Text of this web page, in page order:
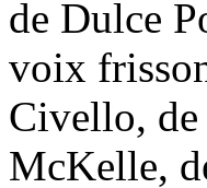
de Dulce
voix
Civello,
McKelle,